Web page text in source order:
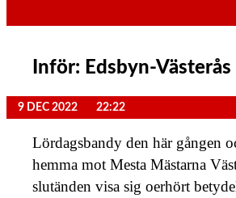
Inför: Edsbyn-Västerås
9 DEC 2022 22:22
Lördagsbandy den här gången
hemma mot Mesta Mästarna
slutänden visa sig oerhört